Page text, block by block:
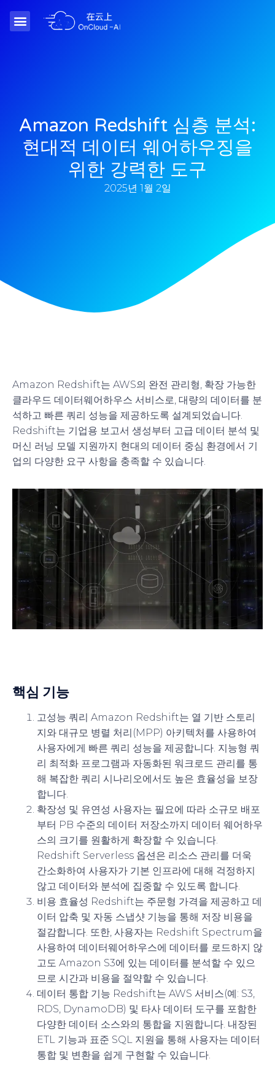
Amazon Redshift 심층 분석:
현대적 데이터 웨어하우징을
위한 강력한 도구
2025년 1월 2일
Amazon Redshift는 AWS의 완전 관리형, 확장 가능한
클라우드 데이터웨어하우스 서비스로, 대량의 데이터를 분
석하고 빠른 쿼리 성능을 제공하도록 설계되었습니다.
Redshift는 기업용 보고서 생성부터 고급 데이터 분석 및
머신 러닝 모델 지원까지 현대의 데이터 중심 환경에서 기
업의 다양한 요구 사항을 충족할 수 있습니다.
핵심 기능
고성능 쿼리 Amazon Redshift는 열 기반 스토리
지와 대규모 병렬 처리(MPP) 아키텍처를 사용하여
사용자에게 빠른 쿼리 성능을 제공합니다. 지능형 쿼
리 최적화 프로그램과 자동화된 워크로드 관리를 통
해 복잡한 쿼리 시나리오에서도 높은 효율성을 보장
합니다.
확장성 및 유연성 사용자는 필요에 따라 소규모 배포
부터 PB 수준의 데이터 저장소까지 데이터 웨어하우
스의 크기를 원활하게 확장할 수 있습니다.
Redshift Serverless 옵션은 리소스 관리를 더욱
간소화하여 사용자가 기본 인프라에 대해 걱정하지
않고 데이터와 분석에 집중할 수 있도록 합니다.
비용 효율성 Redshift는 주문형 가격을 제공하고 데
이터 압축 및 자동 스냅샷 기능을 통해 저장 비용을
절감합니다. 또한, 사용자는 Redshift Spectrum을
사용하여 데이터웨어하우스에 데이터를 로드하지 않
고도 Amazon S3에 있는 데이터를 분석할 수 있으
므로 시간과 비용을 절약할 수 있습니다.
데이터 통합 기능 Redshift는 AWS 서비스(예: S3,
RDS, DynamoDB) 및 타사 데이터 도구를 포함한
다양한 데이터 소스와의 통합을 지원합니다. 내장된
ETL 기능과 표준 SQL 지원을 통해 사용자는 데이터
통합 및 변환을 쉽게 구현할 수 있습니다.